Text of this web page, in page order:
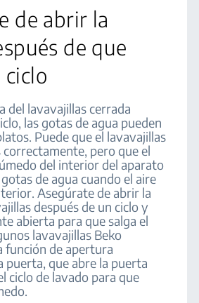
de abrir la
de que
del lavavajillas cerrada
las gotas de agua pueden
Puede que el lavavajillas
correctamente, pero que el
del interior del aparato
de agua cuando el aire
Asegúrate de abrir la
después de un ciclo y
abierta para que salga el
lavavajillas Beko
función de apertura
puerta, que abre la puerta
ciclo de lavado para que